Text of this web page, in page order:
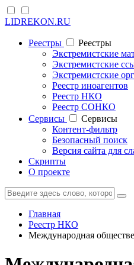
LIDREKON.RU
Реестры
Реестры
Экстремистские
Экстремистские
Экстремистские
Реестр иноагентов
Реестр НКО
Реестр СОНКО
Cервисы
Cервисы
Контент-фильтр
Безопасный поиск
Версия сайта для
Скрипты
О проекте
Главная
Реестр НКО
Международная